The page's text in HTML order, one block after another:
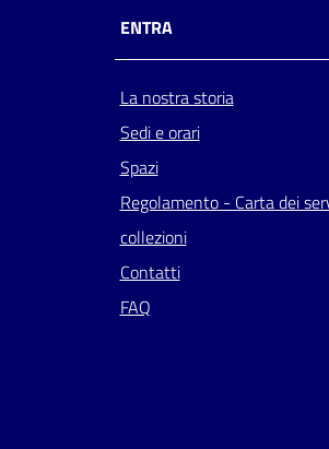
ENTRA
La nostra storia
Sedi e orari
Spazi
Regolamento - Carta dei
collezioni
Contatti
FAQ